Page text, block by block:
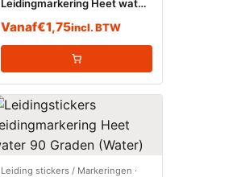
Leidingmarkering Heet water
Vanaf€1,75incl. BTW
Leiding stickers / Markeringen ·